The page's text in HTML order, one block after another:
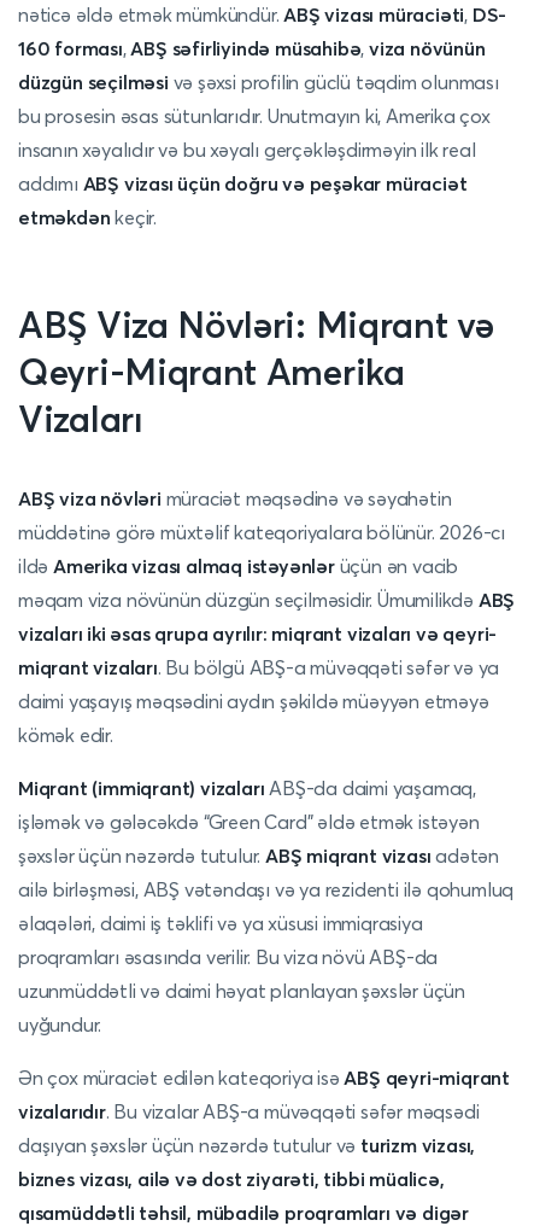
nəticə əldə etmək mümkündür. ABŞ vizası müraciəti, DS-
160 forması, ABŞ səfirliyində müsahibə,viza növünün
düzgün seçilməsi və şəxsi profilin güclü təqdim olunması
bu prosesin əsas sütunlarıdır. Unutmayın ki, Amerika çox
insanın xəyalıdır və bu xəyalı gerçəkləşdirməyin ilk real
addımı ABŞ vizası üçün doğru və peşəkar müraciət
etməkdən keçir.
ABŞ Viza Növləri: Miqrant və
Qeyri-Miqrant Amerika
Vizaları
ABŞ viza növləri müraciət məqsədinə və səyahətin
müddətinə görə müxtəlif kateqoriyalara bölünür. 2026-cı
ildə Amerika vizası almaq istəyənlərüçün ən vacib
məqam viza növünün düzgün seçilməsidir. Ümumilikdə ABŞ
vizaları iki əsas qrupa ayrılır: miqrant vizaları və qeyri-
miqrant vizaları. Bu bölgü ABŞ-a müvəqqəti səfər və ya
daimi yaşayış məqsədini aydın şəkildə müəyyən etməyə
kömək edir.
Miqrant (immiqrant) vizaları ABŞ-da daimi yaşamaq,
işləmək və gələcəkdə “Green Card” əldə etmək istəyən
şəxslər üçün nəzərdə tutulur. ABŞ miqrant vizası adətən
ailə birləşməsi, ABŞ vətəndaşı və ya rezidenti ilə qohumluq
əlaqələri, daimi iş təklifi və ya xüsusi immiqrasiya
proqramları əsasında verilir. Bu viza növü ABŞ-da
uzunmüddətli və daimi həyat planlayan şəxslər üçün
uyğundur.
Ən çox müraciət edilən kateqoriya isə ABŞ qeyri-miqrant
vizalarıdır. Bu vizalar ABŞ-a müvəqqəti səfər məqsədi
daşıyan şəxslər üçün nəzərdə tutulur və turizm vizası,
biznes vizası, ailə və dost ziyarəti, tibbi müalicə,
qısamüddətli təhsil, mübadilə proqramları və digər